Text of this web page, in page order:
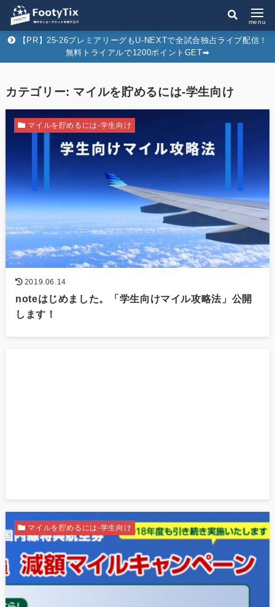
menu
【PR】25-26プレミアリーグもU-NEXTで全試合独占ライブ配信！
無料トライアルで1200ポイントGET➡︎
カテゴリー: マイルを貯めるには-学生向け
2019.06.14
noteはじめました。「学生向けマイル攻略法」公開
します！
マイルを貯めるには-学生向け
マイルを貯めるには-学生向け